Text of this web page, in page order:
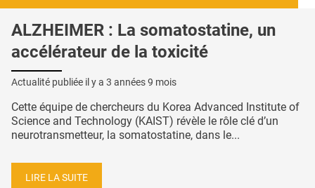
ALZHEIMER : La somatostatine, un
accélérateur de la toxicité
Actualité publiée il y a 3 années 9 mois
Cette équipe de chercheurs du Korea Advanced Institute of
Science and Technology (KAIST) révèle le rôle clé d’un
neurotransmetteur, la somatostatine, dans le...
LIRE LA SUITE